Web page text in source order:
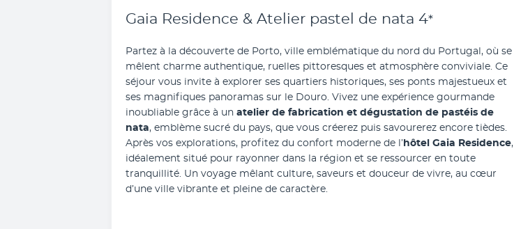
Gaia Residence & Atelier pastel de nata 4*
Partez à la découverte de Porto, ville emblématique du nord du Portugal, où se
mêlent charme authentique, ruelles pittoresques et atmosphère conviviale. Ce
séjour vous invite à explorer ses quartiers historiques, ses ponts majestueux et
ses magnifiques panoramas sur le Douro. Vivez une expérience gourmande
inoubliable grâce à un atelier de fabrication et dégustation de pastéis de
nata, emblème sucré du pays, que vous créerez puis savourerez encore tièdes.
Après vos explorations, profitez du confort moderne de l’ hôtel Gaia Residence,
idéalement situé pour rayonner dans la région et se ressourcer en toute
tranquillité. Un voyage mêlant culture, saveurs et douceur de vivre, au cœur
d’une ville vibrante et pleine de caractère.